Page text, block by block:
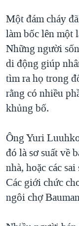
"Tìm"NGƯỜI VIỆT HẢI
ĐỜI SỐNG
KINH TẾ
KHOA HỌC
SỨC KHOẺ
VĂN HOÁ
GIÁO DỤC
HÀNH TRÌNH
MỘT NĂM CHIẾN
GIẢI MÃ VÀNH
NGÀY TỊ NẠN
TRỊNH VĨNH
CHI PHÍ CHIẾN
CÁC GIÁ TRỊ
THƯỢNG ĐỈNH
TRỊNH VĨNH
VIDEO
NGHE
MẠNG XÃ HỘI
Ngôn ngữ khác
Một đám cháy
làm bốc lên một
Những người
di động giúp
tìm ra họ trong
rằng có nhiều
khủng bố.
Ông Yuri
đó là sơ suất về
nhà, hoặc các
Các giới chức
ngôi chợ